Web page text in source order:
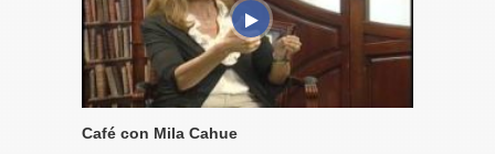
Café con Mila Cahue